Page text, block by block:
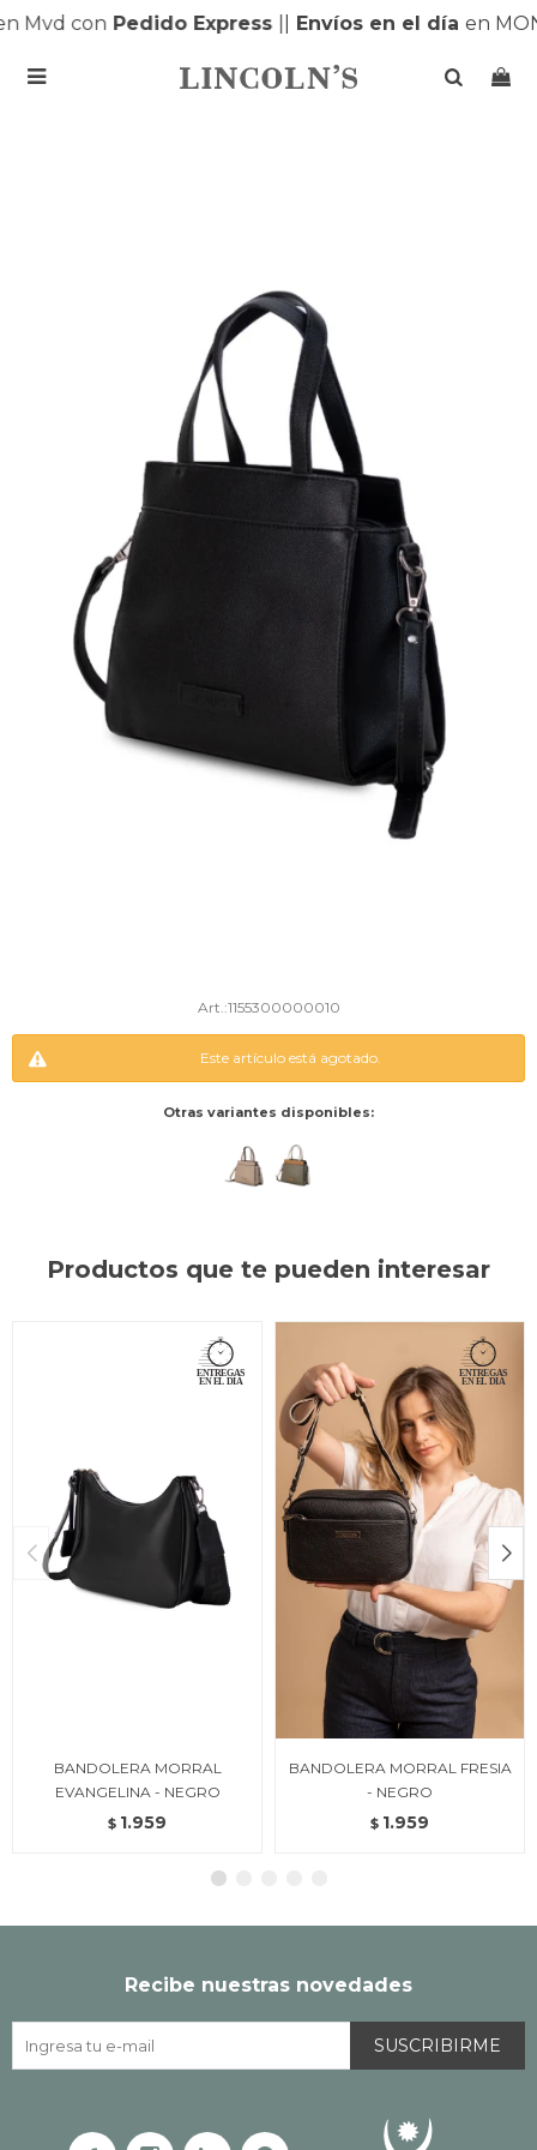
Mvd conPedido Express| Envíos en el díaen

1155300000010
Este artículo está agotado.
Otras variantes disponibles:
Productos que te pueden interesar
BANDOLERA MORRAL
EVANGELINA - NEGRO
$ 1.959
BANDOLERA MORRAL FRESIA
- NEGRO
$ 1.959
Recibe nuestras novedades
SUSCRIBIRME